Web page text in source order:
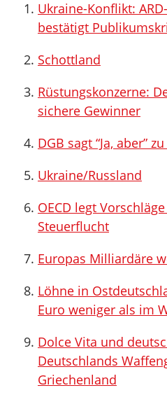
Ukraine-Konflikt:
bestätigt
Schottland
Rüstungskonzerne:
sichere Gewinner
DGB sagt “Ja, aber”
Ukraine/Russland
OECD legt
Steuerflucht
Europas Milliardäre
Löhne in
Euro weniger als im
Dolce Vita und
Deutschlands
Griechenland